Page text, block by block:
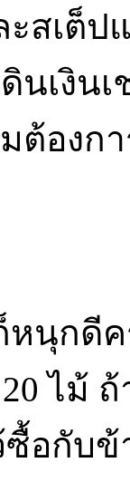
สเต็ป
นเงิน
ต้องก
หนุกดี
20 ไม้
ซื้อกับ